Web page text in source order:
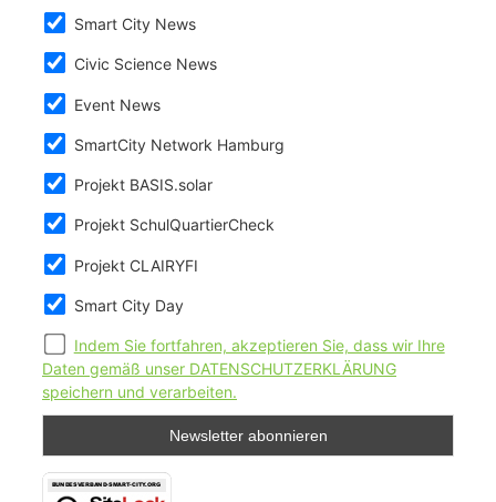
Smart City News
Civic Science News
Event News
SmartCity Network Hamburg
Projekt BASIS.solar
Projekt SchulQuartierCheck
Projekt CLAIRYFI
Smart City Day
Indem Sie fortfahren, akzeptieren Sie, dass wir Ihre
Daten gemäß unser DATENSCHUTZERKLÄRUNG
speichern und verarbeiten.